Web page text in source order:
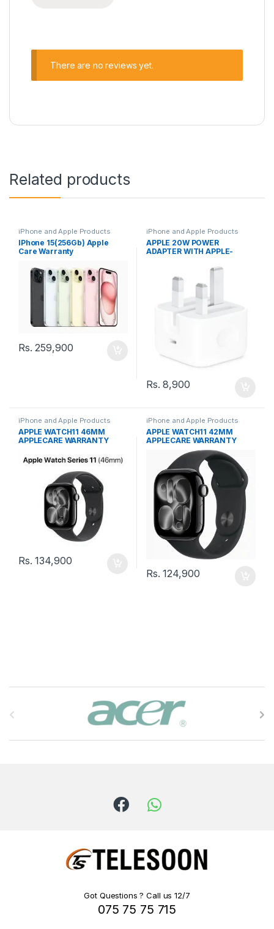
There are no reviews yet.
Related products
iPhone and Apple Products
IPhone 15(256Gb) Apple
Care Warranty
Rs.259,900
iPhone and Apple Products
APPLE 20W POWER
ADAPTER WITH APPLE-
Rs.8,900
iPhone and Apple Products
APPLE WATCH11 46MM
APPLECARE WARRANTY
Rs.134,900
iPhone and Apple Products
APPLE WATCH11 42MM
APPLECARE WARRANTY
Rs.124,900
Got Questions ? Call us 12/7
075 75 75 715